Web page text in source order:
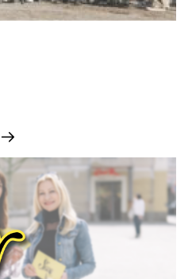
Weitere Informationen!: 27.06.